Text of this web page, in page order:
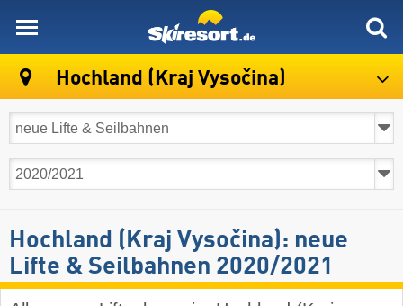
Hochland (Kraj Vysočina)
Hochland (Kraj Vysočina): neue
Lifte & Seilbahnen 2020/2021